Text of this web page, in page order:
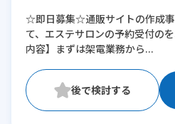
※残業：0〜5時間程度/月
☆即日募集☆通販サイトの作成
て、エステサロンの予約受付の
内容】まずは架電業務から...